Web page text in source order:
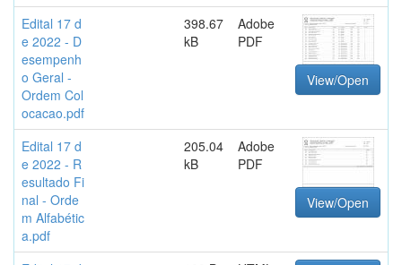
Edital 17 d
e 2022 - D
esempenh
o Geral -
Ordem Col
ocacao.pdf
398.67
kB
Adobe
PDF
View/Open
Edital 17 d
e 2022 - R
esultado Fi
nal - Orde
m Alfabétic
a.pdf
205.04
kB
Adobe
PDF
View/Open